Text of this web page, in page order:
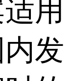
用
发